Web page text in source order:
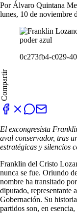
Por Álvaro Quintana
lunes, 10 de noviembre
0c273fb4-c029-
Compartir
El excongresista
aval conservador, tras
estratégicas y silencios
Franklin del Cristo
nunca se fue. Oriundo
nombre ha transitado
diputado, representante
Gobernación. Su
partidos son, en